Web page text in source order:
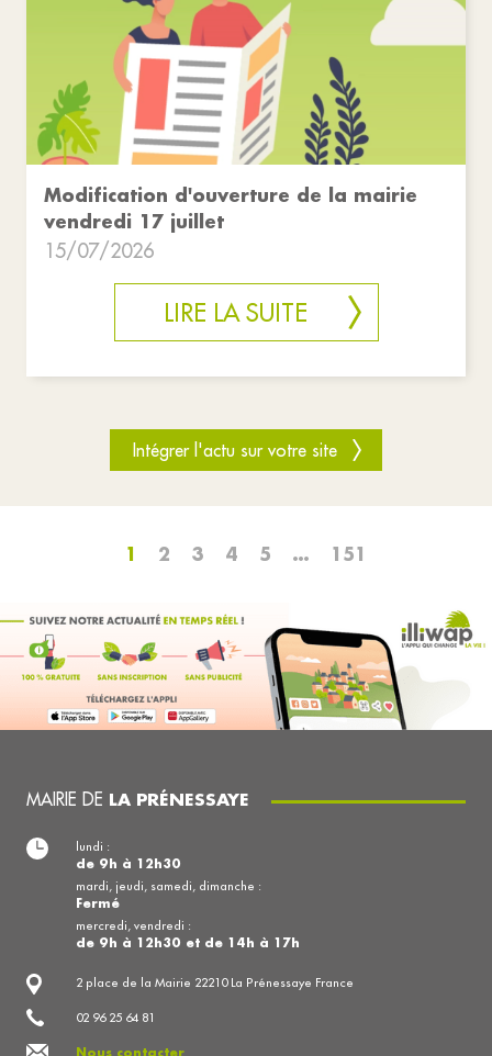
Modification d'ouverture de la mairie
vendredi 17 juillet
15/07/2026
LIRE LA SUITE
Intégrer l'actu sur votre site
1 2 3 4 5 … 151
MAIRIE DE LA PRÉNESSAYE
2 place de la Mairie 22210 La Prénessaye France
02 96 25 64 81
Nous contacter
lundi :
de 9h à 12h30
mardi, jeudi, samedi, dimanche :
Fermé
mercredi, vendredi :
de 9h à 12h30 et de 14h à 17h